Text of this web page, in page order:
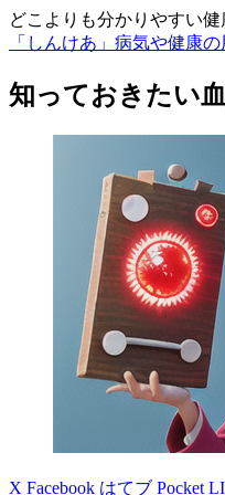
どこよりも分かりやすい健
「しんけあ」病気や健康
知っておきたい
X Facebook はてブ Pocket